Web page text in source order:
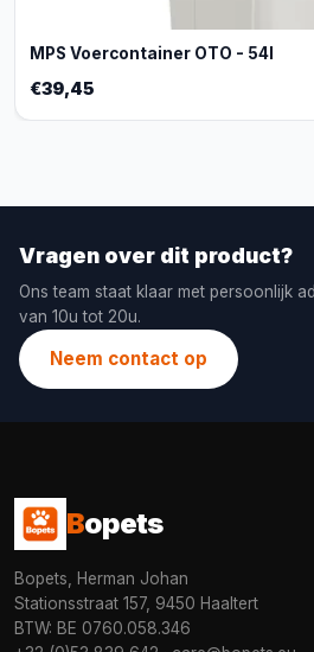
MPS Voercontainer OTO - 54l
€39,45
Vragen over dit product?
Ons team staat klaar met persoonlijk
van 10u tot 20u.
Neem contact op
Bopets
Bopets, Herman Johan
Stationsstraat 157, 9450 Haaltert
BTW: BE 0760.058.346